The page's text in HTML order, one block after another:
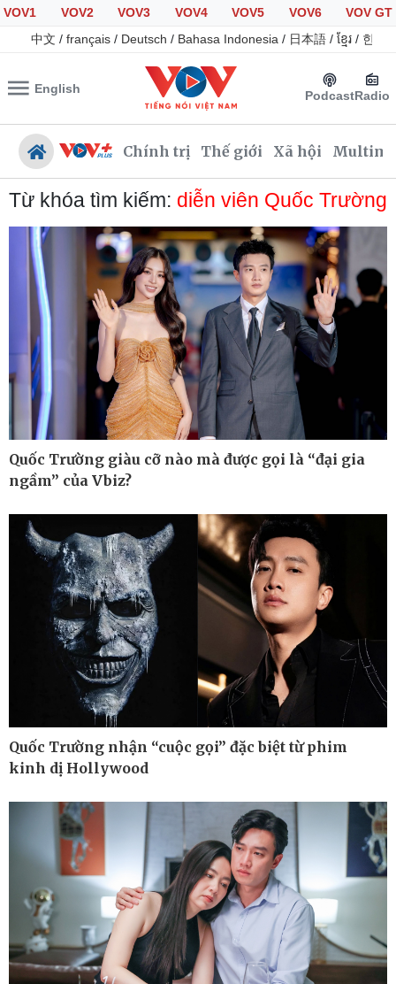
VOV1 VOV2 VOV3 VOV4 VOV5 VOV6
VOV GT
中文 / français / Deutsch / Bahasa Indonesia / 日本語 / ខ្មែរ / 한국
English PodcastRadio
Chính trị Thế giới Xã hội
Chính trị
Đảng
Tổ chức nhân sự
Quốc hội
Nhận diện sự thật
Xã hội
Tin 24h
Giáo dục
Dự báo thời tiết
Dấu ấn VOV
Việc làm
Biển đảo
Thế giới
Quan sát
Cuộc sống đó đây
Multimedia
Ảnh
Video
E-Magazine
Infographic
Kinh tế
Khởi nghiệp
Tiêu dùng
Tỷ giá
Chứng khoán
Giá cà phê
Từ khóa tìm kiếm: diễn viên Quốc Trường
Quốc Trường giàu cỡ nào mà được gọi là “đại gia
ngầm” của Vbiz?
Quốc Trường nhận “cuộc gọi” đặc biệt từ phim
kinh dị Hollywood